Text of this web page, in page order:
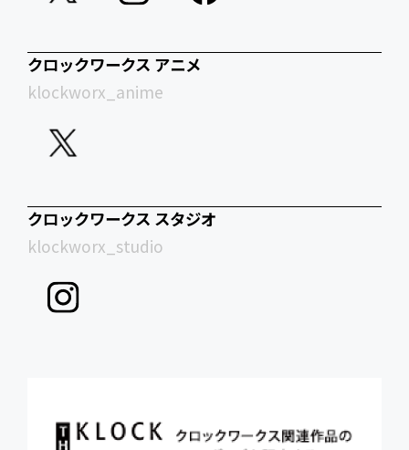
クロックワークス アニメ
klockworx_anime
クロックワークス スタジオ
klockworx_studio